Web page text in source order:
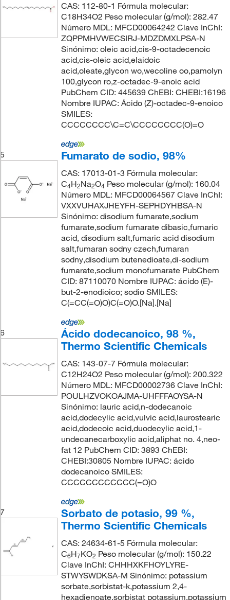
CAS: 112-80-1 Fórmula molecular:
C18H34O2 Peso molecular (g/mol): 282.47
Número MDL: MFCD00064242 Clave InChI:
ZQPPMHVWECSIRJ-MDZDMXLPSA-N
Sinónimo: oleic acid,cis-9-octadecenoic
acid,cis-oleic acid,elaidoic
acid,oleate,glycon wo,wecoline oo,pamolyn
100,glycon ro,z-octadec-9-enoic acid
PubChem CID: 445639 ChEBI: CHEBI:16196
Nombre IUPAC: Ácido (Z)-octadec-9-enoico
SMILES:
CCCCCCCC\C=C\CCCCCCCC(O)=O
5 Fumarato de sodio, 98%
CAS: 17013-01-3 Fórmula molecular:
C4H2Na2O4 Peso molecular (g/mol): 160.04
Número MDL: MFCD00064567 Clave InChI:
VXXVUHAXJHEYFH-SEPHDYHBSA-N
Sinónimo: disodium fumarate,sodium
fumarate,sodium fumarate dibasic,fumaric
acid, disodium salt,fumaric acid disodium
salt,fumaran sodny czech,fumaran
sodny,disodium butenedioate,di-sodium
fumarate,sodium monofumarate PubChem
CID: 87110070 Nombre IUPAC: ácido (E)-
but-2-enodioico; sodio SMILES:
C(=CC(=O)O)C(=O)O.[Na].[Na]
6
Ácido dodecanoico, 98 %,
Thermo Scientific Chemicals
CAS: 143-07-7 Fórmula molecular:
C12H24O2 Peso molecular (g/mol): 200.322
Número MDL: MFCD00002736 Clave InChI:
POULHZVOKOAJMA-UHFFFAOYSA-N
Sinónimo: lauric acid,n-dodecanoic
acid,dodecylic acid,vulvic acid,laurostearic
acid,dodecoic acid,duodecylic acid,1-
undecanecarboxylic acid,aliphat no. 4,neo-
fat 12 PubChem CID: 3893 ChEBI:
CHEBI:30805 Nombre IUPAC: ácido
dodecanoico SMILES:
CCCCCCCCCCCC(=O)O
7
Sorbato de potasio, 99 %,
Thermo Scientific Chemicals
CAS: 24634-61-5 Fórmula molecular:
C6H7KO2 Peso molecular (g/mol): 150.22
Clave InChI: CHHHXKFHOYLYRE-
STWYSWDKSA-M Sinónimo: potassium
sorbate,sorbistat-k,potassium 2,4-
hexadienoate,sorbistat potassium,potassium